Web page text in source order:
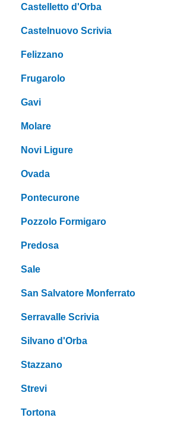
Castelletto d'Orba
Castelnuovo Scrivia
Felizzano
Frugarolo
Gavi
Molare
Novi Ligure
Ovada
Pontecurone
Pozzolo Formigaro
Predosa
Sale
San Salvatore Monferrato
Serravalle Scrivia
Silvano d'Orba
Stazzano
Strevi
Tortona